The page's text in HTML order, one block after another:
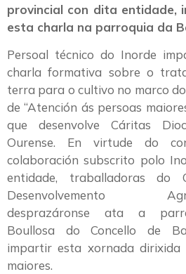
provincial con dita entidade,
esta charla na parroquia da
Persoal técnico do Inorde
charla formativa sobre o
terra para o cultivo no marco
de “Atención ás persoas
que desenvolve Cáritas
Ourense. En virtude do
colaboración subscrito polo
entidade, traballadoras do
Desenvolvemento
desprazáronse ata a
Boullosa do Concello de
impartir esta xornada dirixida
maiores.